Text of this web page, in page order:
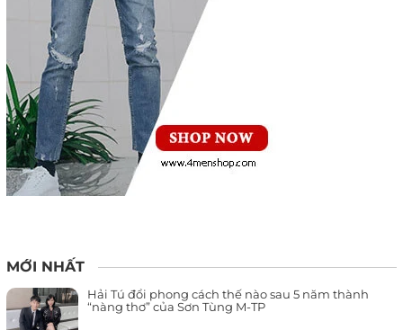
MỚI NHẤT
Hải Tú đổi phong cách thế nào sau 5 năm thành
“nàng thơ” của Sơn Tùng M-TP